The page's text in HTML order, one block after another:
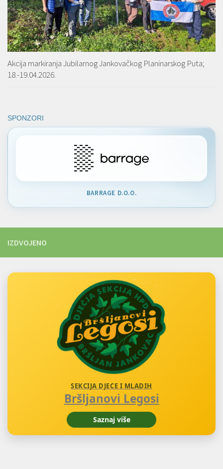
Akcija markiranja Jubilarnog Jankovačkog Planinarskog Puta;
18.-19.04.2026.
SPONZORI
BARRAGE D.O.O.
IZDVOJENO
SEKCIJA DJECE I MLADIH
Bršljanovi Legosi
Saznaj više